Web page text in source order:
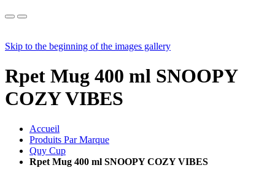
Skip to the beginning of the images gallery
Rpet Mug 400 ml SNOOPY
COZY VIBES
Accueil
Produits Par Marque
Quy Cup
Rpet Mug 400 ml SNOOPY COZY VIBES